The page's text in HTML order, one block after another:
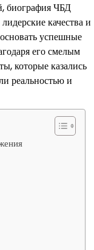
биография ЧБД
качества и
успешные
его смелым
которые казались
реальностью и